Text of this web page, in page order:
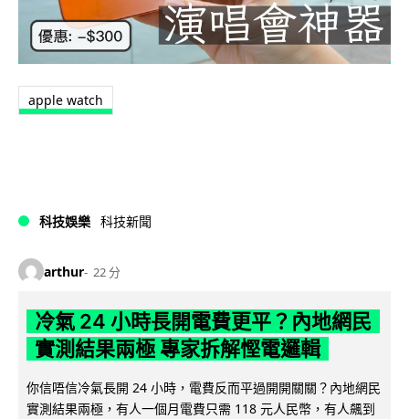
apple watch
科技娛樂 科技新聞
arthur 22 分
冷氣 24 小時長開電費更平？內地網民
實測結果兩極 專家拆解慳電邏輯
你信唔信冷氣長開 24 小時，電費反而平過開開關關？內地網民
實測結果兩極，有人一個月電費只需 118 元人民幣，有人飆到